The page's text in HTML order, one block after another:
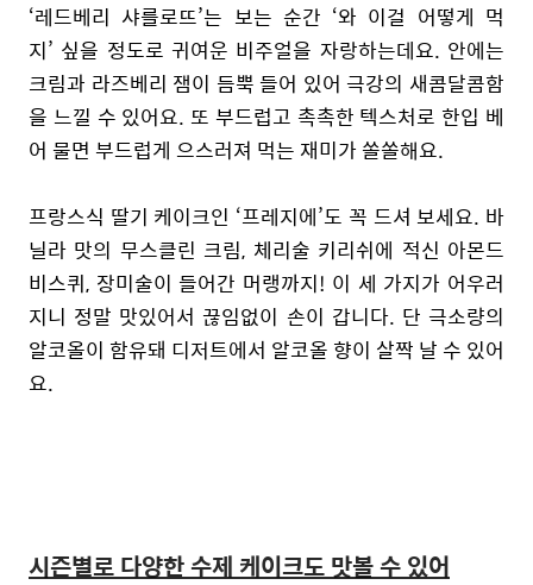
‘레드베리 샤를로뜨’는 보는 순간 ‘와 이걸 어떻게 먹
지’ 싶을 정도로 귀여운 비주얼을 자랑하는데요. 안에는
크림과 라즈베리 잼이 듬뿍 들어 있어 극강의 새콤달콤함
을 느낄 수 있어요. 또 부드럽고 촉촉한 텍스처로 한입 베
어 물면 부드럽게 으스러져 먹는 재미가 쏠쏠해요.
프랑스식 딸기 케이크인 ‘프레지에’도 꼭 드셔 보세요. 바
닐라 맛의 무스클린 크림, 체리술 키리쉬에 적신 아몬드
비스퀴, 장미술이 들어간 머랭까지! 이 세 가지가 어우러
지니 정말 맛있어서 끊임없이 손이 갑니다. 단 극소량의
알코올이 함유돼 디저트에서 알코올 향이 살짝 날 수 있어
요.
시즌별로 다양한 수제 케이크도 맛볼 수 있어